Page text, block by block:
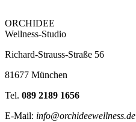
ORCHIDEE
Wellness-Studio
Richard-Strauss-Straße 56
81677 München
Tel. 089 2189 1656
E-Mail: info@orchideewellness.de